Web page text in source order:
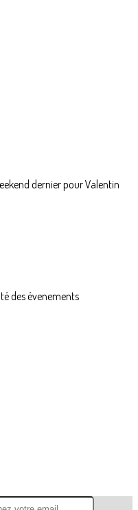
dernier pour Valentin
des évenements